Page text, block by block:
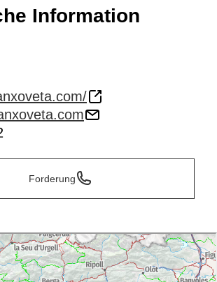
Information
Forderung